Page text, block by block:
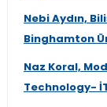
Nebi Aydın,
Binghamton
Naz Koral,
Technology-